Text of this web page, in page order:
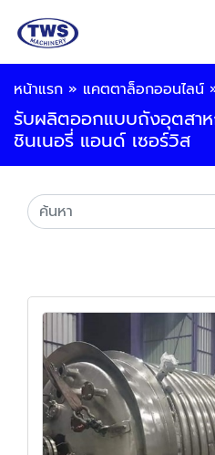
หน้าแรก » แคตตาล็อกออนไลน์
รับผลิตออกแบบถังอุตสา
ชินเนอรี่ แอนด์ เซอร์วิส